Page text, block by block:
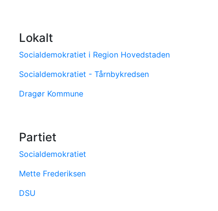
Lokalt
Socialdemokratiet i Region Hovedstaden
Socialdemokratiet - Tårnbykredsen
Dragør Kommune
Partiet
Socialdemokratiet
Mette Frederiksen
DSU